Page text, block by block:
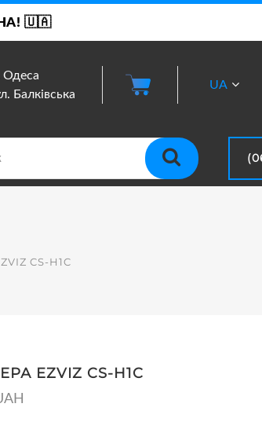
🇺🇦
Одеса
Балківська
UA
CS-H1C
EZVIZ CS-H1C